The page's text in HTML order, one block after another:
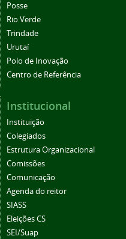
Posse
Rio Verde
Trindade
Urutaí
Polo de Inovação
Centro de Referência
Institucional
Instituição
Colegiados
Estrutura Organizacional
Comissões
Comunicação
Agenda do reitor
SIASS
Eleições CS
SEI/Suap